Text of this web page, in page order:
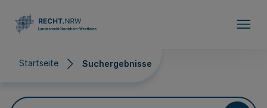
Startseite Suchergebnisse
Suchergebnisse